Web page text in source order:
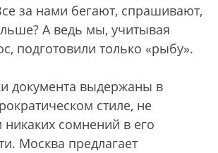
за нами бегают, спрашивают,
А ведь мы, учитывая
подготовили только «рыбу».
документа выдержаны в
стиле, не
сомнений в его
Москва предлагает